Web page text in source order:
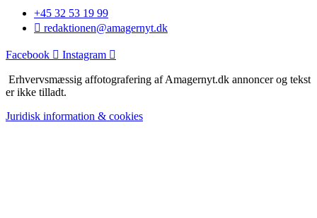
+45 32 53 19 99
redaktionen@amagernyt.dk
Facebook Instagram
Erhvervsmæssig affotografering af Amagernyt.dk annoncer og tekst
er ikke tilladt.
Juridisk information & cookies